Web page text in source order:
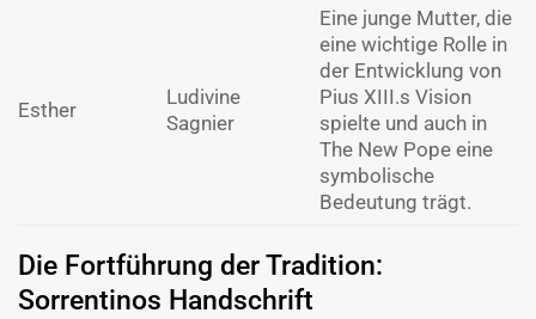
Esther
Ludivine
Sagnier
Eine junge Mutter, die
eine wichtige Rolle in
der Entwicklung von
Pius XIII.s Vision
spielte und auch in
The New Pope eine
symbolische
Bedeutung trägt.
Die Fortführung der Tradition:
Sorrentinos Handschrift